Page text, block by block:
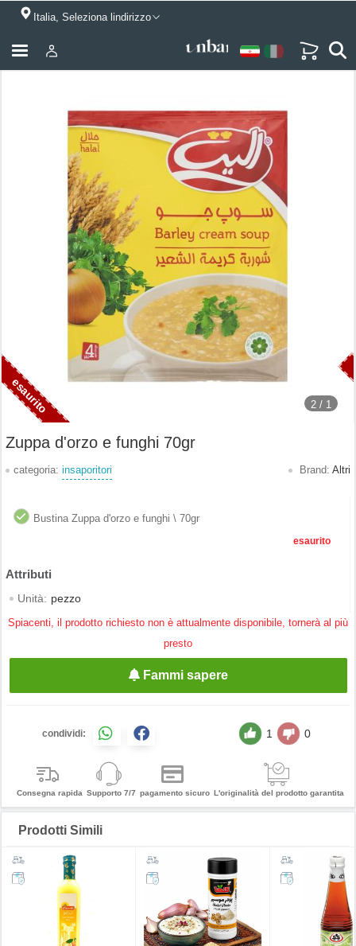
Italia, Seleziona lindirizzo
2 / 1
Zuppa d'orzo e funghi 70gr
categoria: insaporitori Brand: Altri
Bustina Zuppa d'orzo e funghi \ 70gr
esaurito
Unità: pezzo
Spiacenti, il prodotto richiesto non è attualmente disponibile, tornerà al più
presto
Fammi sapere
condividi: 1 0
Consegna rapida Supporto 7/7 pagamento sicuro L'originalità del prodotto garantita
Prodotti Simili